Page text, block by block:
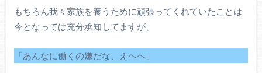
もちろん我々家族を養うために頑張ってくれていたことは
今となっては充分承知してますが、
「あんなに働くの嫌だな、えへへ」